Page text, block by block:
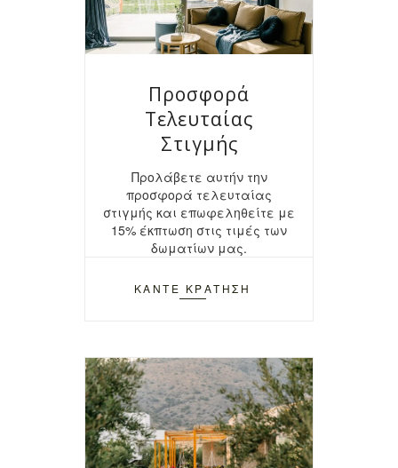
Προσφορά
Τελευταίας
Στιγμής
Προλάβετε αυτήν την
προσφορά τελευταίας
στιγμής και επωφεληθείτε με
15% έκπτωση στις τιμές των
δωματίων μας.
ΚΑΝΤΕ ΚΡΑΤΗΣΗ